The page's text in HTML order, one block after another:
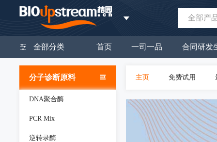
全部产
全部分类 首页 一司一品 合同研发
分子诊断原料
DNA聚合酶
PCR Mix
逆转录酶
主页 免费试用